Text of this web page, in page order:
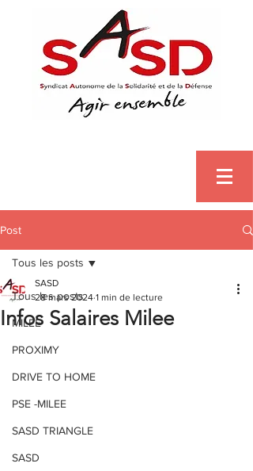
Post
Tous les posts
MILEE
PROXIMY
DRIVE TO HOME
PSE -MILEE
SASD TRIANGLE
SASD
Tous les posts
Infos Salaires Milee
SASD
28 mars 2024 1 min de lecture